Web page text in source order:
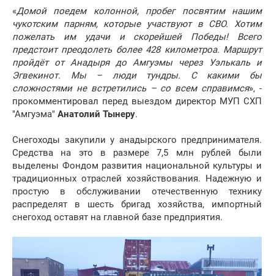
«Домой поедем колонной, пробег посвятим нашим
чукотским парням, которые участвуют в СВО. Хотим
пожелать им удачи и скорейшей Победы! Всего
предстоит преодолеть более 428 километроа. Маршрут
пройдёт от Анадыря до Амгуэмы через Уэлькаль и
Эгвекинот. Мы – люди тундры. С какими бы
сложностями не встретились – со всем справимся», -
прокомментировал перед выездом директор МУП СХП
"Амгуэма" Анатолий Тынеру.
Снегоходы закупили у анадырского предпринимателя.
Средства на это в размере 7,5 млн рублей были
выделены Фондом развития национальной культуры и
традиционных отраслей хозяйствования. Надежную и
простую в обслуживании отечественную технику
распределят в шесть бригад хозяйства, импортный
снегоход оставят на главной базе предприятия.